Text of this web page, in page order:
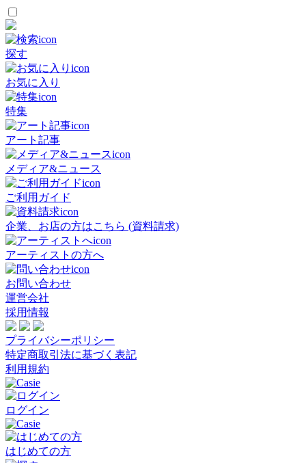
探す
お気に入り
特集
アート記事
メディア&ニュース
ご利用ガイド
企業、お店の方はこちら (資料請求)
アーティストの方へ
お問い合わせ
運営会社
採用情報
プライバシーポリシー
特定商取引法に基づく表記
利用規約
ログイン
はじめての方